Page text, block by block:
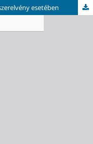
esetében